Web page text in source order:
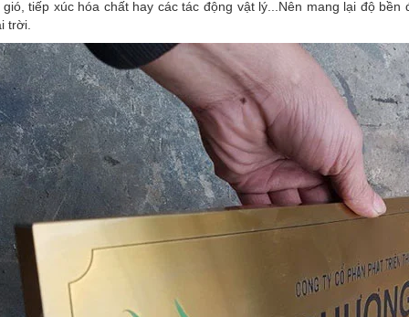
tiếp xúc hóa chất hay các tác động vật lý...Nên mang lại độ
trời.